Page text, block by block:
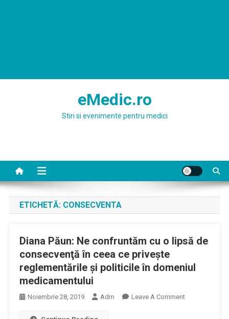
eMedic.ro
Stiri si evenimente pentru medici
ETICHETĂ: CONSECVENTA
Diana Păun: Ne confruntăm cu o lipsă de
consecvenţă în ceea ce priveşte
reglementările şi politicile în domeniul
medicamentului
Noiembrie 28, 2019 Adm Leave A CommentOn